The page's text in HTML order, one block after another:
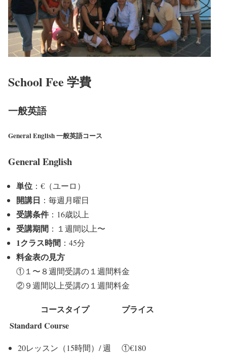
School Fee 学費
一般英語
General English 一般英語コース
General English
単位 ：€（ユーロ）
開講日 ：毎週月曜日
受講条件：16歳以上
受講期間 ：１週間以上〜
1クラス時間 ：45分
料金表の見方
①１〜８週間受講の１週間料金
②９週間以上受講の１週間料金
コースタイプ
プライス
Standard Course
20レッスン（15時間）/ 週
①€180